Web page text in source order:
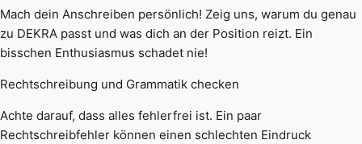
Mach dein Anschreiben persönlich! Zeig uns, warum du genau
zu DEKRA passt und was dich an der Position reizt. Ein
bisschen Enthusiasmus schadet nie!
Rechtschreibung und Grammatik checken
Achte darauf, dass alles fehlerfrei ist. Ein paar
Rechtschreibfehler können einen schlechten Eindruck